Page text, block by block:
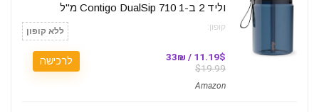
וליד 2 ב-1 Contigo DualSip 710 מ"ל
קופון: ללא קופון
11.19$ / 33₪
$19.99
Amazon
לרכישה